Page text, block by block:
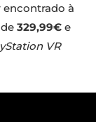
encontrado à
329,99€ e
VR